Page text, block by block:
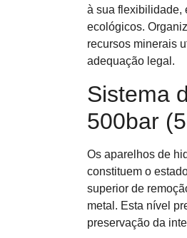
à sua flexibilidade,
ecológicos.
recursos minerais
adequação legal.
Sistema
500bar
Os aparelhos de
constituem o
superior de
metal. Esta nível
preservação da